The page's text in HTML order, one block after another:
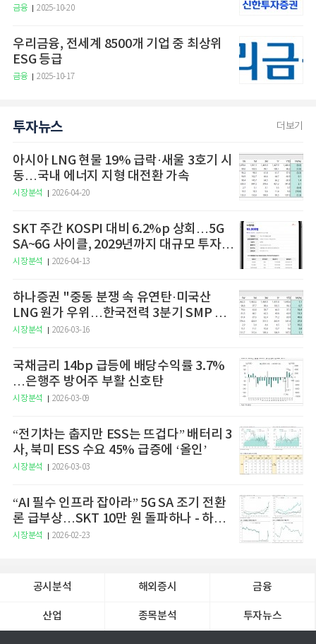
금융 2025-10-20
우리금융, 전세계 8500개 기업 중 최상위
ESG 등급
금융 2025-10-17
투자뉴스 더보기
아시아 LNG 현물 19% 급락·새울 3호기 시
동…국내 에너지 지형 대전환 가속
시장분석 2026-04-20
SKT 주간 KOSPI 대비 6.2%p 상회…5G
SA~6G 사이클, 2029년까지 대규모 투자
예고
시장분석 2026-04-13
하나증권 "중동 분쟁 속 유연탄·미국산
LNG 원가 우위…한국전력 3분기 SMP 상
승 전망"
시장분석 2026-03-16
국채금리 14bp 급등에 배당수익률 3.7%
…은행주 방어주 부활 신호탄
시장분석 2026-03-09
“전기차는 춥지만 ESS는 뜨겁다” 배터리 3
사, 북미 ESS 수요 45% 급증에 ‘올인’
시장분석 2026-03-03
“AI 필수 인프라 잡아라” 5G SA 조기 전환
론 급부상…SKT 10만 원 돌파하나 - 하나
증권
시장분석 2026-02-23
공시분석 해외증시 금융
산업 종목분석 투자뉴스